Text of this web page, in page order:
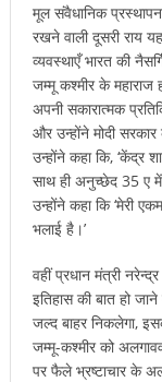
मूल संवैधानिक
रखने वाली दूसरी राय
व्यवस्थाएँ भारत की
जम्मू कश्मीर के महाराज
अपनी सकारात्मक
और उन्होंने मोदी
उन्होंने कहा कि, ‘केंद्र
साथ ही अनुच्छेद 35 ए
उन्होंने कहा कि ‘मेरी
भलाई है।’
वहीं प्रधान मंत्री
इतिहास की बात हो
जल्द बाहर निकलेगा,
जम्मू-कश्मीर को
पर फैले भ्रष्टाचार के